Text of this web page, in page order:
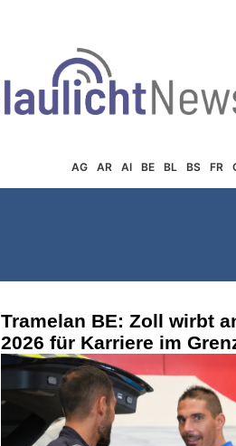
AG AR AI BE BL BS FR
Tramelan BE: Zoll wirbt
2026 für Karriere im